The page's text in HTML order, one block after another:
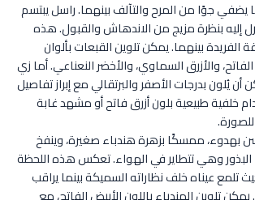
يضفي جوًا من المرح والتآلف بينهما. راسل يبتسم
إليه بنظرة مزيج من الاندهاش والقبول. هذه
الفريدة بينهما. يمكن تلوين القبعات بألوان
والأزرق السماوي، والأخضر النعناعي. أما زي
يُلون بدرجات الأصفر والبرتقالي مع إبراز تفاصيل
خلفية طبيعية بلون أزرق فاتح أو مشهد غابة
بهدوء، ممسكًا بزهرة هندباء صغيرة، وينفخ
وهي تتطاير في الهواء. تعكس هذه اللحظة
تلمع عيناه خلف نظاراته السميكة بينما يراقب
يمكن تلوين الهندباء باللون الأبيض الفاتح، مع